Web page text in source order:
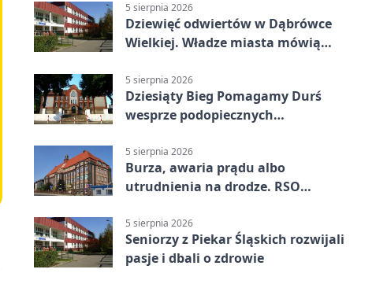
5 sierpnia 2026
Dziewięć odwiertów w Dąbrówce
Wielkiej. Władze miasta mówią
5 sierpnia 2026
Dziesiąty Bieg Pomagamy Durś
wesprze podopiecznych
5 sierpnia 2026
Burza, awaria prądu albo
utrudnienia na drodze. RSO
5 sierpnia 2026
Seniorzy z Piekar Śląskich rozwijali
pasje i dbali o zdrowie